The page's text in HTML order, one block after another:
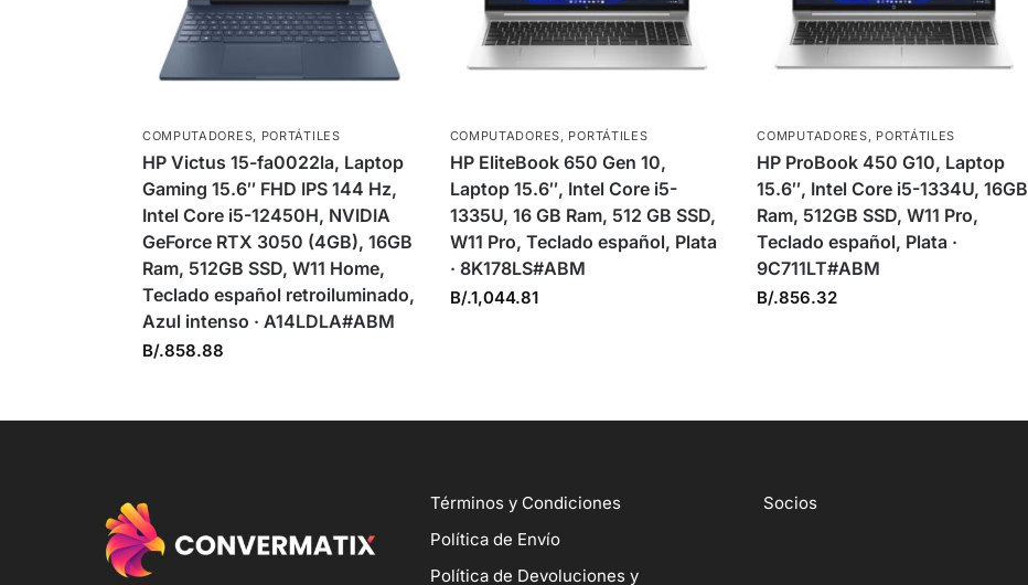
COMPUTADORES PORTÁTILES
HP Victus 15-fa0022la, Laptop
Gaming 15.6″ FHD IPS 144 Hz,
Intel Core i5-12450H, NVIDIA
GeForce RTX 3050 (4GB), 16GB
Ram, 512GB SSD, W11 Home,
Teclado español retroiluminado,
Azul intenso · A14LDLA#ABM
B/.858.88
COMPUTADORES PORTÁTILES
HP EliteBook 650 Gen 10,
Laptop 15.6″, Intel Core i5-
1335U, 16 GB Ram, 512 GB SSD,
W11 Pro, Teclado español, Plata
· 8K178LS#ABM
B/.1,044.81
COMPUTADORES PORTÁTILES
HP ProBook 450 G10, Laptop
15.6″, Intel Core i5-1334U, 16GB
Ram, 512GB SSD, W11 Pro,
Teclado español, Plata ·
9C711LT#ABM
B/.856.32
Términos y Condiciones
Política de Envío
Política de Devoluciones y
Socios